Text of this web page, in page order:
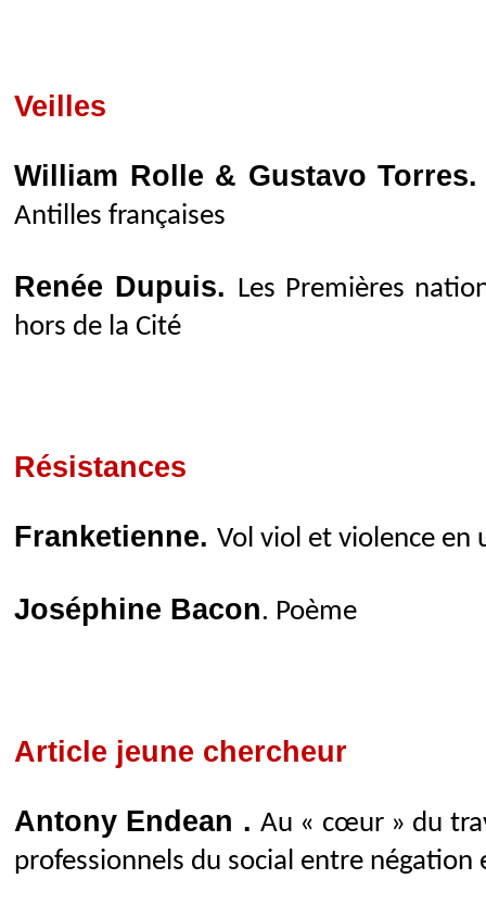
Veilles
William Rolle & Gustavo
Antilles françaises
Renée Dupuis. Les Premières
hors de la Cité
Résistances
Franketienne.Vol viol et violence en
Joséphine Bacon. Poème
Article jeune chercheur
Antony Endean .Au « cœur » du
professionnels du social entre